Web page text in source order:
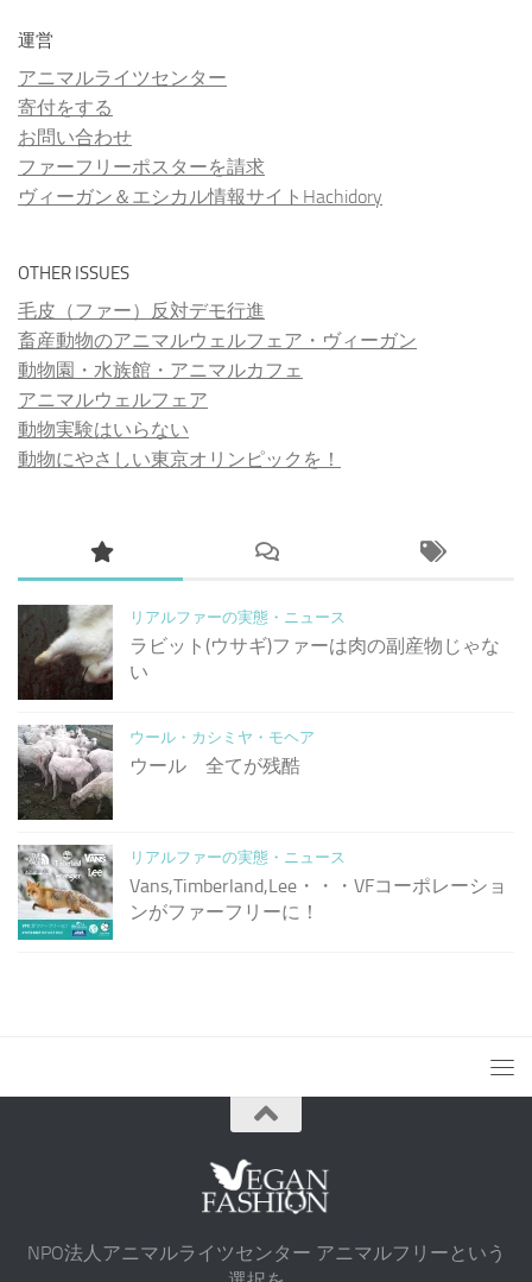
運営
アニマルライツセンター
寄付をする
お問い合わせ
ファーフリーポスターを請求
ヴィーガン＆エシカル情報サイトHachidory
OTHER ISSUES
毛皮（ファー）反対デモ行進
畜産動物のアニマルウェルフェア・ヴィーガン
動物園・水族館・アニマルカフェ
アニマルウェルフェア
動物実験はいらない
動物にやさしい東京オリンピックを！
リアルファーの実態・ニュース
ラビット(ウサギ)ファーは肉の副産物じゃな
い
ウール・カシミヤ・モヘア
ウール 全てが残酷
リアルファーの実態・ニュース
Vans,Timberland,Lee・・・VFコーポレーショ
ンがファーフリーに！
NPO法人アニマルライツセンター アニマルフリーという